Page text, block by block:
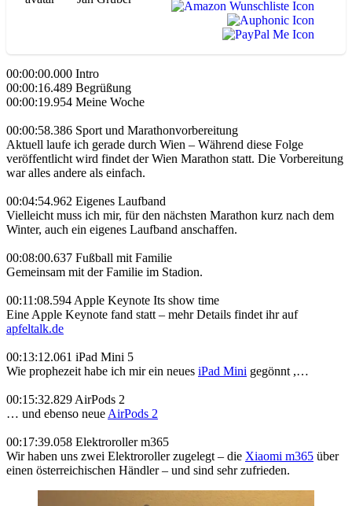
00:00:00.000 Intro
00:00:16.489 Begrüßung
00:00:19.954 Meine Woche
00:00:58.386 Sport und Marathonvorbereitung
Aktuell laufe ich gerade durch Wien – Während diese Folge
veröffentlicht wird findet der Wien Marathon statt. Die Vorbereitung
war alles andere als einfach.
00:04:54.962 Eigenes Laufband
Vielleicht muss ich mir, für den nächsten Marathon kurz nach dem
Winter, auch ein eigenes Laufband anschaffen.
00:08:00.637 Fußball mit Familie
Gemeinsam mit der Familie im Stadion.
00:11:08.594 Apple Keynote Its show time
Eine Apple Keynote fand statt – mehr Details findet ihr auf
apfeltalk.de
00:13:12.061 iPad Mini 5
Wie prophezeit habe ich mir ein neues iPad Mini gegönnt ,…
00:15:32.829 AirPods 2
… und ebenso neueAirPods 2
00:17:39.058 Elektroroller m365
Wir haben uns zwei Elektroroller zugelegt – die Xiaomi m365 über
einen österreichischen Händler – und sind sehr zufrieden.